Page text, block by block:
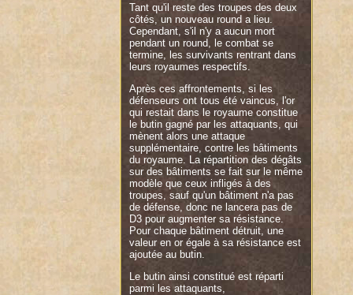
Tant qu'il reste des troupes des deux
côtés, un nouveau round a lieu.
Cependant, s'il n'y a aucun mort
pendant un round, le combat se
termine, les survivants rentrant dans
leurs royaumes respectifs.
Après ces affrontements, si les
défenseurs ont tous été vaincus, l'or
qui restait dans le royaume constitue
le butin gagné par les attaquants, qui
mènent alors une attaque
supplémentaire, contre les bâtiments
du royaume. La répartition des dégâts
sur des bâtiments se fait sur le même
modèle que ceux infligés à des
troupes, sauf qu'un bâtiment n'a pas
de défense, donc ne lancera pas de
D3 pour augmenter sa résistance.
Pour chaque bâtiment détruit, une
valeur en or égale à sa résistance est
ajoutée au butin.
Le butin ainsi constitué est réparti
parmi les attaquants,